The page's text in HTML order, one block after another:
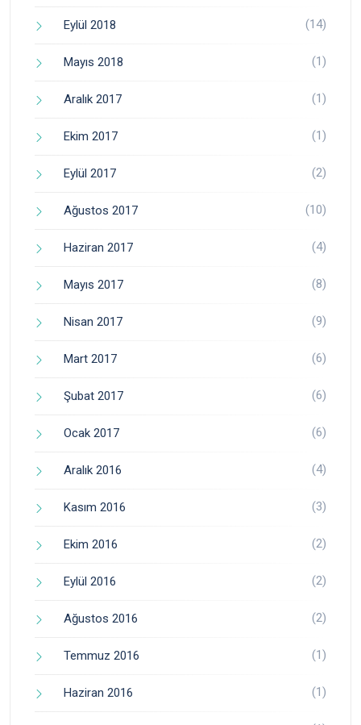
Eylül 2018 (14)
Mayıs 2018 (1)
Aralık 2017 (1)
Ekim 2017 (1)
Eylül 2017 (2)
Ağustos 2017 (10)
Haziran 2017 (4)
Mayıs 2017 (8)
Nisan 2017 (9)
Mart 2017 (6)
Şubat 2017 (6)
Ocak 2017 (6)
Aralık 2016 (4)
Kasım 2016 (3)
Ekim 2016 (2)
Eylül 2016 (2)
Ağustos 2016 (2)
Temmuz 2016 (1)
Haziran 2016 (1)